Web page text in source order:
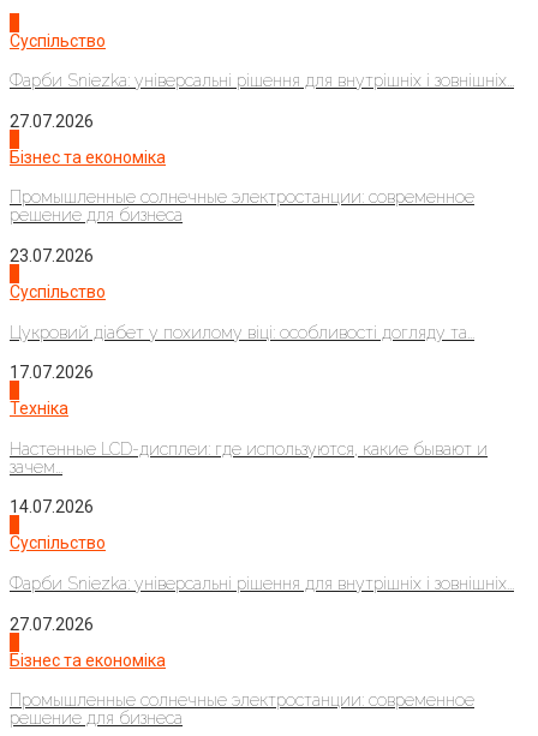
Суспільство
Фарби Sniezka: універсальні рішення для внутрішніх і зовнішніх...
27.07.2026
Бізнес та економіка
Промышленные солнечные электростанции: современное
решение для бизнеса
23.07.2026
Суспільство
Цукровий діабет у похилому віці: особливості догляду та...
17.07.2026
Техніка
Настенные LCD-дисплеи: где используются, какие бывают и
зачем...
14.07.2026
Суспільство
Фарби Sniezka: універсальні рішення для внутрішніх і зовнішніх...
27.07.2026
Бізнес та економіка
Промышленные солнечные электростанции: современное
решение для бизнеса